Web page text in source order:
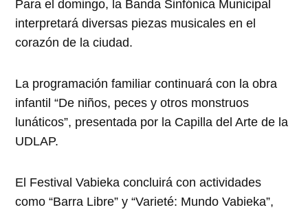
Para el domingo, la Banda Sinfónica Municipal
interpretará diversas piezas musicales en el
corazón de la ciudad.
La programación familiar continuará con la obra
infantil “De niños, peces y otros monstruos
lunáticos”, presentada por la Capilla del Arte de la
UDLAP.
El Festival Vabieka concluirá con actividades
como “Barra Libre” y “Varieté: Mundo Vabieka”,